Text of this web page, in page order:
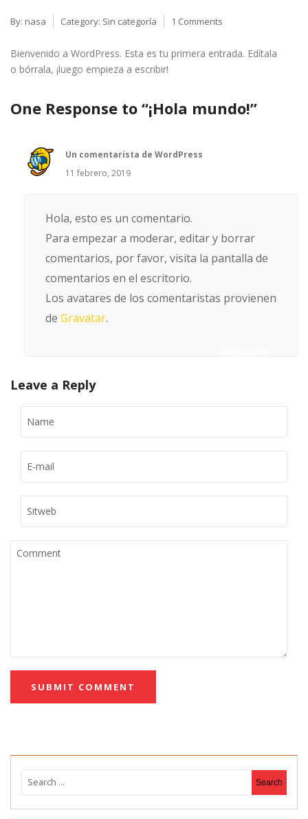
By: nasa Category: Sin categoría 1 Comments
Bienvenido a WordPress. Esta es tu primera entrada. Edítala
o bórrala, ¡luego empieza a escribir!
One Response to “¡Hola mundo!”
Un comentarista de WordPress
11 febrero, 2019
Hola, esto es un comentario.
Para empezar a moderar, editar y borrar
comentarios, por favor, visita la pantalla de
comentarios en el escritorio.
Los avatares de los comentaristas provienen
de Gravatar.
Leave a Reply